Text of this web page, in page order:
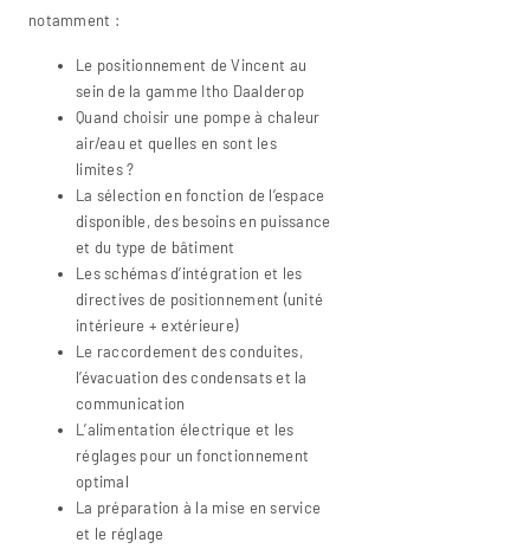
notamment :
Le positionnement de Vincent au
sein de la gamme Itho Daalderop
Quand choisir une pompe à chaleur
air/eau et quelles en sont les
limites ?
La sélection en fonction de l’espace
disponible, des besoins en puissance
et du type de bâtiment
Les schémas d’intégration et les
directives de positionnement (unité
intérieure + extérieure)
Le raccordement des conduites,
l’évacuation des condensats et la
communication
L’alimentation électrique et les
réglages pour un fonctionnement
optimal
La préparation à la mise en service
et le réglage